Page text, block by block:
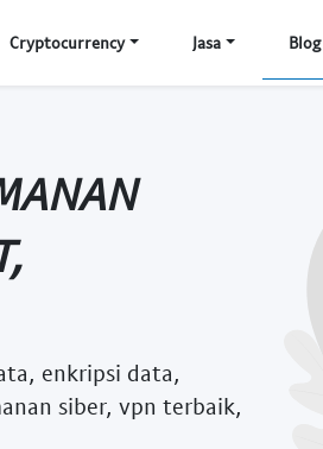
Cryptocurrency Jasa Blog
enkripsi data,
siber, vpn terbaik,